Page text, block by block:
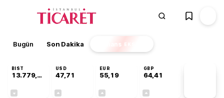
Bugün Son Dakika Finans EKSTRA
BIST
13.779,39
USD
47,71
EUR
55,19
GBP
64,41